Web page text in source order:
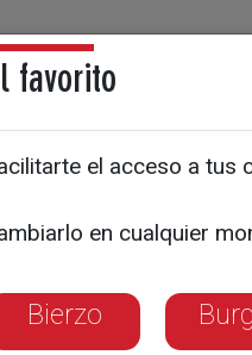
Directos Noticias
Juste ya
favorito
el acceso a
en cualquier
Bierzo